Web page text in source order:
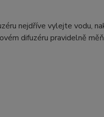
nejdříve vylejte vodu,
difuzéru pravidelně